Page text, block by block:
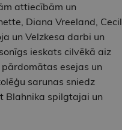
attiecībām un
Diana Vreeland, Cecil
un Velzkesa darbi un
ieskats cilvēkā aiz
esejas un
sarunas sniedz
Blahnika spilgtajai un